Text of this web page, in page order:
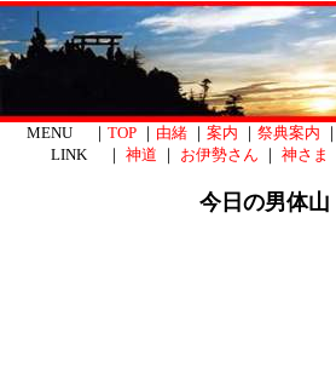
MENU ｜ TOP ｜ 由緒 ｜ 案内 ｜ 祭典案内 ｜
LINK ｜ 神道 ｜ お伊勢さん ｜ 神さま
今日の男体山